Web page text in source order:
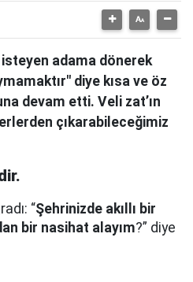
adama dönerek
diye kısa ve öz
devam etti. Veli zat’ın
çıkarabileceğimiz
“Şehrinizde akıllı bir
bir nasihat alayım?” diye